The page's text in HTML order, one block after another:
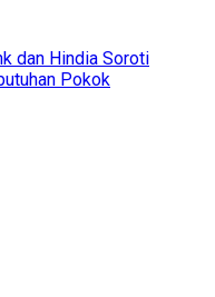
dan Hindia Soroti
Pokok